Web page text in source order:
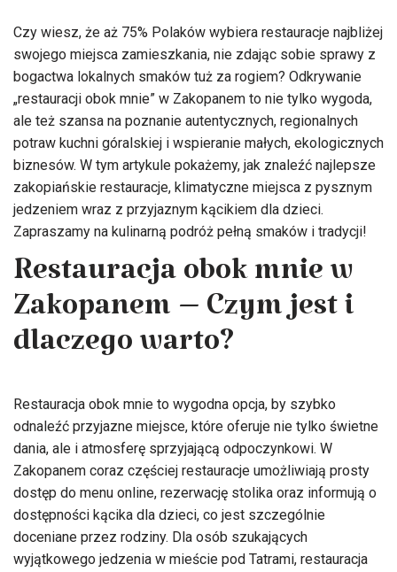
Czy wiesz, że aż 75% Polaków wybiera restauracje najbliżej
swojego miejsca zamieszkania, nie zdając sobie sprawy z
bogactwa lokalnych smaków tuż za rogiem? Odkrywanie
„restauracji obok mnie” w Zakopanem to nie tylko wygoda,
ale też szansa na poznanie autentycznych, regionalnych
potraw kuchni góralskiej i wspieranie małych, ekologicznych
biznesów. W tym artykule pokażemy, jak znaleźć najlepsze
zakopiańskie restauracje, klimatyczne miejsca z pysznym
jedzeniem wraz z przyjaznym kącikiem dla dzieci.
Zapraszamy na kulinarną podróż pełną smaków i tradycji!
Restauracja obok mnie w
Zakopanem – Czym jest i
dlaczego warto?
Restauracja obok mnie to wygodna opcja, by szybko
odnaleźć przyjazne miejsce, które oferuje nie tylko świetne
dania, ale i atmosferę sprzyjającą odpoczynkowi. W
Zakopanem coraz częściej restauracje umożliwiają prosty
dostęp do menu online, rezerwację stolika oraz informują o
dostępności kącika dla dzieci, co jest szczególnie
doceniane przez rodziny. Dla osób szukających
wyjątkowego jedzenia w mieście pod Tatrami, restauracja